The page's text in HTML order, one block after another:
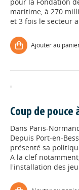
maritime, à 270
et 3 fois le secteur
Ajouter au
Coup de pouce
Dans Paris-
Depuis Port-en-
présenté sa
A la clef
l'installation des